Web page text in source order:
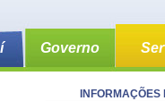
Governo